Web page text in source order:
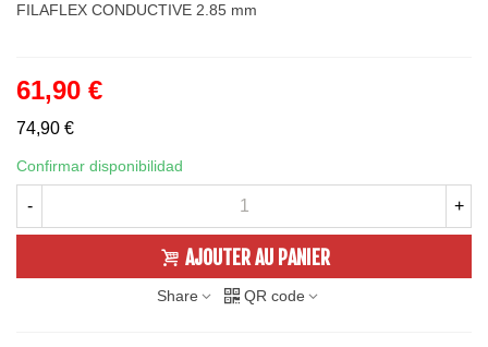
FILAFLEX CONDUCTIVE 2.85 mm
61,90 €
74,90 €
Confirmar disponibilidad
- +
AJOUTER AU PANIER
Share QR code